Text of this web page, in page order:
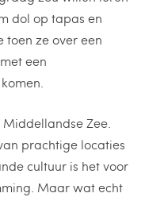
dol op tapas en
toen ze over een
een
Zee.
prachtige locaties
cultuur is het voor
Maar wat echt